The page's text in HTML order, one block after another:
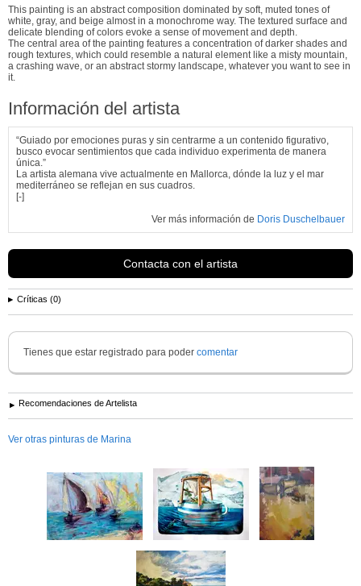
This painting is an abstract composition dominated by soft, muted tones of
white, gray, and beige almost in a monochrome way. The textured surface and
delicate blending of colors evoke a sense of movement and depth.
The central area of the painting features a concentration of darker shades and
rough textures, which could resemble a natural element like a misty mountain,
a crashing wave, or an abstract stormy landscape, whatever you want to see in
it.
Información del artista
“Guiado por emociones puras y sin centrarme a un contenido figurativo,
busco evocar sentimientos que cada individuo experimenta de manera
única.”
La artista alemana vive actualmente en Mallorca, dónde la luz y el mar
mediterráneo se reflejan en sus cuadros.
[-]
Ver más información de Doris Duschelbauer
Contacta con el artista
Críticas (0)
Tienes que estar registrado para poder comentar
Recomendaciones de Artelista
Ver otras pinturas de Marina